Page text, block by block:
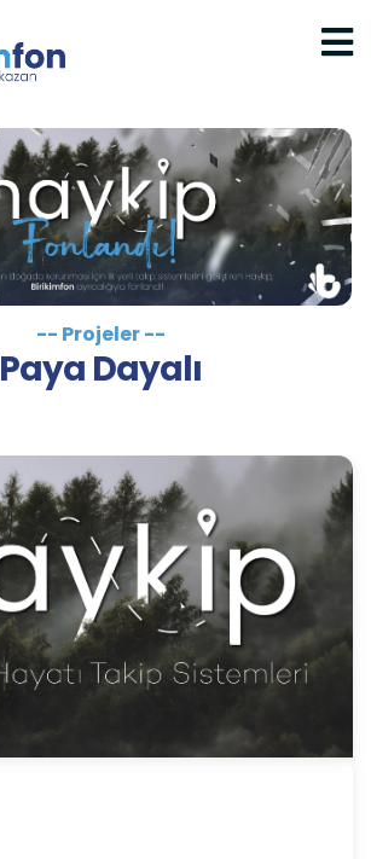
-- Projeler --
Paya Dayalı